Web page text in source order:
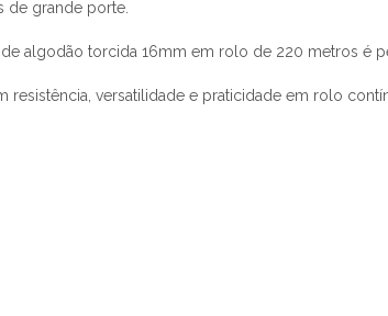
de grande porte.
algodão torcida 16mm em rolo de 220 metros é
resistência, versatilidade e praticidade em rolo